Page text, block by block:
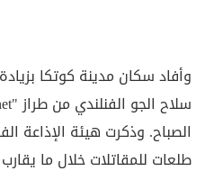
وأفاد سكان مدينة كوتكا